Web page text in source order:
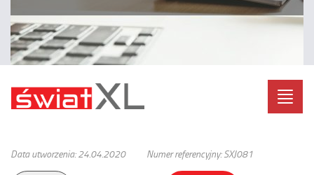
Data utworzenia: 24.04.2020 Numer referencyjny: SXJ081